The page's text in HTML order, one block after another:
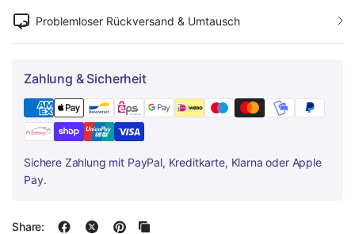
Problemloser Rückversand & Umtausch
Zahlung & Sicherheit
Sichere Zahlung mit PayPal, Kreditkarte, Klarna oder Apple
Pay.
Share: